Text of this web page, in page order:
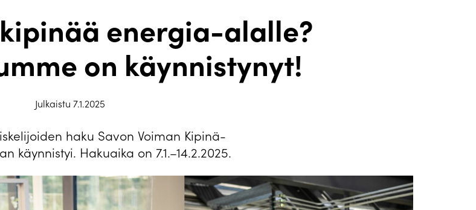
energia-alalle?
on käynnistynyt!
Julkaistu 7.1.2025
haku Savon Voiman Kipinä-
käynnistyi. Hakuaika on 7.1.–14.2.2025.